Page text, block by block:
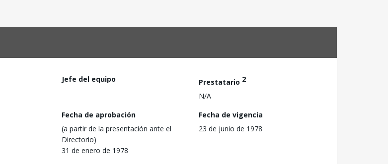
Jefe del equipo Prestatario 2
N/A
Fecha de aprobación
(a partir de la presentación ante el
Directorio)
31 de enero de 1978
Fecha de vigencia
23 de junio de 1978